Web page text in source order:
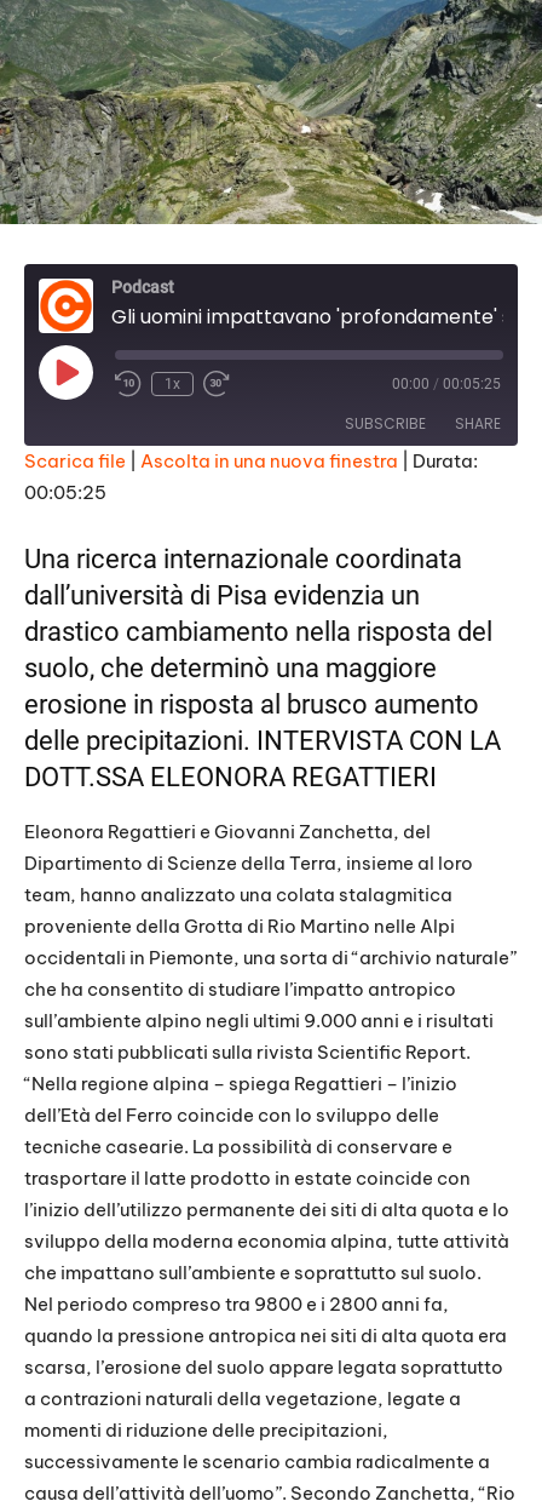
Podcast
P
l
E
p
i
s
e
1x 00:00 / 00:05:25
SUBSCRIBE SHARE
SHARE
EMBED
Scarica file Ascolta in una nuova finestra
Durata:
00:05:25
Una ricerca internazionale coordinata
dall’università di Pisa evidenzia un
drastico cambiamento nella risposta del
suolo, che determinò una maggiore
erosione in risposta al brusco aumento
delle precipitazioni. INTERVISTA CON LA
DOTT.SSA ELEONORA REGATTIERI
Eleonora Regattieri e Giovanni Zanchetta, del
Dipartimento di Scienze della Terra, insieme al loro
team, hanno analizzato una colata stalagmitica
proveniente della Grotta di Rio Martino nelle Alpi
occidentali in Piemonte, una sorta di “archivio naturale”
che ha consentito di studiare l’impatto antropico
sull’ambiente alpino negli ultimi 9.000 anni e i risultati
sono stati pubblicati sulla rivista Scientific Report.
“Nella regione alpina – spiega Regattieri – l’inizio
dell’Età del Ferro coincide con lo sviluppo delle
tecniche casearie. La possibilità di conservare e
trasportare il latte prodotto in estate coincide con
l’inizio dell’utilizzo permanente dei siti di alta quota e lo
sviluppo della moderna economia alpina, tutte attività
che impattano sull’ambiente e soprattutto sul suolo.
Nel periodo compreso tra 9800 e i 2800 anni fa,
quando la pressione antropica nei siti di alta quota era
scarsa, l’erosione del suolo appare legata soprattutto
a contrazioni naturali della vegetazione, legate a
momenti di riduzione delle precipitazioni,
successivamente le scenario cambia radicalmente a
causa dell’attività dell’uomo”. Secondo Zanchetta, “Rio